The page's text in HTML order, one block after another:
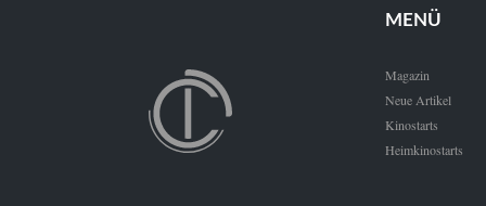
MENÜ
Magazin
Neue Artikel
Kinostarts
Heimkinostarts